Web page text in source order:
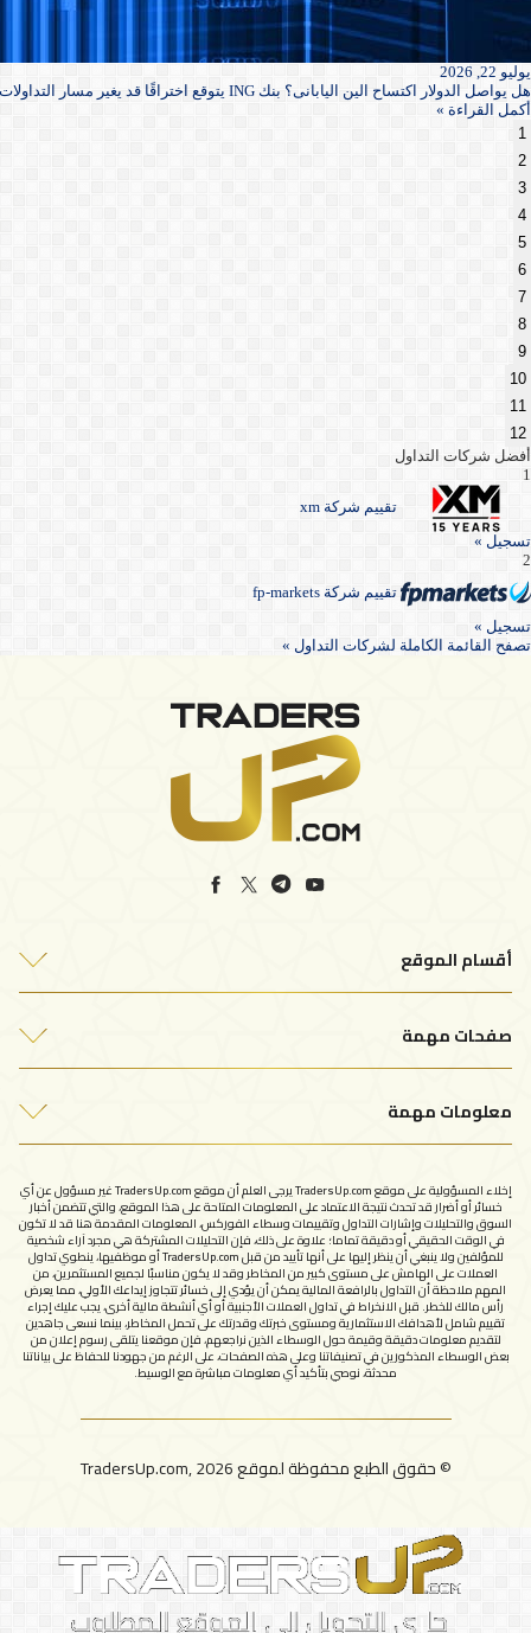
يوليو 22, 2026
هل يواصل الدولار اكتساح الين اليابانى؟ بنك ING يتوقع اختراقًا قد يغير مسار التداولات
أكمل القراءة »
1
2
3
4
5
6
7
8
9
10
11
12
أفضل شركات التداول
1
تقييم شركة xm
تسجيل »
2
تقييم شركة fp-markets
تسجيل »
تصفح القائمة الكاملة لشركات التداول »
أقسام الموقع
التحليلات الفنية
صفحات مهمة
اتصل بنا
معلومات مهمة
شروط الاستخدام
إخلاء المسؤولية على موقع TradersUp.com يرجى العلم أن موقع TradersUp.com غير مسؤول عن أي
خسائر أو أضرار قد تحدث نتيجة الاعتماد على المعلومات المتاحة على هذا الموقع، والتي تتضمن أخبار
السوق والتحليلات وإشارات التداول وتقييمات وسطاء الفوركس، المعلومات المقدمة هنا قد لا تكون
في الوقت الحقيقي أو دقيقة تماما؛ علاوة على ذلك، فإن التحليلات المشتركة هي مجرد آراء شخصية
للمؤلفين ولا ينبغي أن ينظر إليها على أنها تأييد من قبل TradersUp.com أو موظفيها، ينطوي تداول
العملات على الهامش على مستوى كبير من المخاطر وقد لا يكون مناسبًا لجميع المستثمرين، من
المهم ملاحظة أن التداول بالرافعة المالية يمكن أن يؤدي إلى خسائر تتجاوز إيداعك الأولي، مما يعرض
رأس مالك للخطر. قبل الانخراط في تداول العملات الأجنبية أو أي أنشطة مالية أخرى، يجب عليك إجراء
تقييم شامل لأهدافك الاستثمارية ومستوى خبرتك وقدرتك على تحمل المخاطر، بينما نسعى جاهدين
لتقديم معلومات دقيقة وقيمة حول الوسطاء الذين نراجعهم، فإن موقعنا يتلقى رسوم إعلان من
بعض الوسطاء المذكورين في تصنيفاتنا وعلى هذه الصفحات، على الرغم من جهودنا للحفاظ على بياناتنا
محدثة، نوصي بتأكيد أي معلومات مباشرة مع الوسيط.
© حقوق الطبع محفوظة لموقع TradersUp.com, 2026